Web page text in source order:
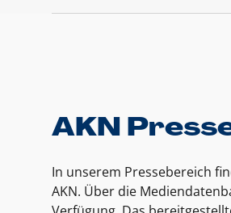
AKN
In unserem Pressebereich
AKN. Über die